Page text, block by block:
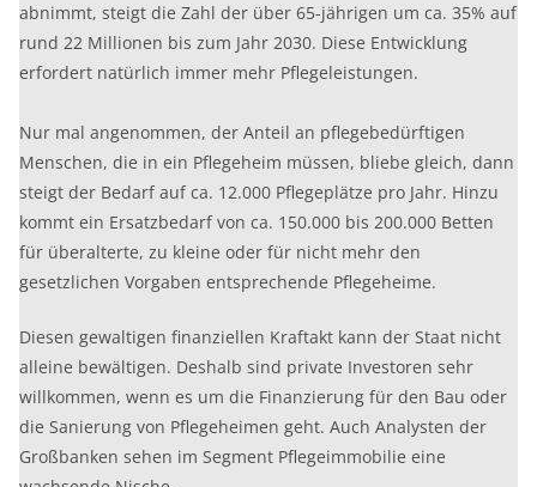
abnimmt, steigt die Zahl der über 65-jährigen um ca. 35% auf
rund 22 Millionen bis zum Jahr 2030. Diese Entwicklung
erfordert natürlich immer mehr Pflegeleistungen.
Nur mal angenommen, der Anteil an pflegebedürftigen
Menschen, die in ein Pflegeheim müssen, bliebe gleich, dann
steigt der Bedarf auf ca. 12.000 Pflegeplätze pro Jahr. Hinzu
kommt ein Ersatzbedarf von ca. 150.000 bis 200.000 Betten
für überalterte, zu kleine oder für nicht mehr den
gesetzlichen Vorgaben entsprechende Pflegeheime.
Diesen gewaltigen finanziellen Kraftakt kann der Staat nicht
alleine bewältigen. Deshalb sind private Investoren sehr
willkommen, wenn es um die Finanzierung für den Bau oder
die Sanierung von Pflegeheimen geht. Auch Analysten der
Großbanken sehen im Segment Pflegeimmobilie eine